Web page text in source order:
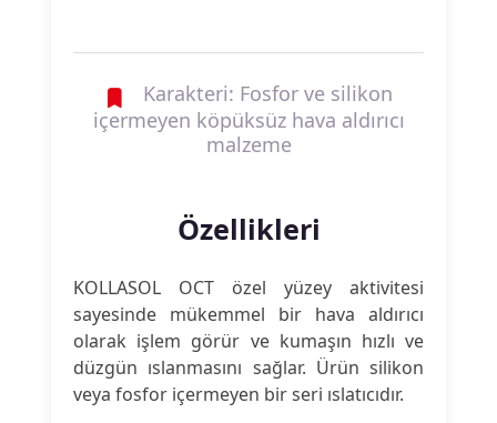
Karakteri: Fosfor ve silikon
içermeyen köpüksüz hava aldırıcı
malzeme
Özellikleri
KOLLASOL OCT özel yüzey aktivitesi
sayesinde mükemmel bir hava aldırıcı
olarak işlem görür ve kumaşın hızlı ve
düzgün ıslanmasını sağlar. Ürün silikon
veya fosfor içermeyen bir seri ıslatıcıdır.